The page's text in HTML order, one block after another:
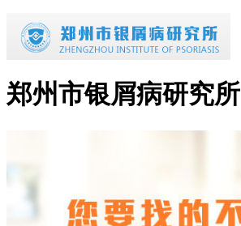
郑州市银屑病研究所